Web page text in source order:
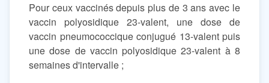
Pour ceux vaccinés depuis plus de 3 ans avec le
vaccin polyosidique 23-valent, une dose de
vaccin pneumococcique conjugué 13-valent puis
une dose de vaccin polyosidique 23-valent à 8
semaines d'intervalle ;